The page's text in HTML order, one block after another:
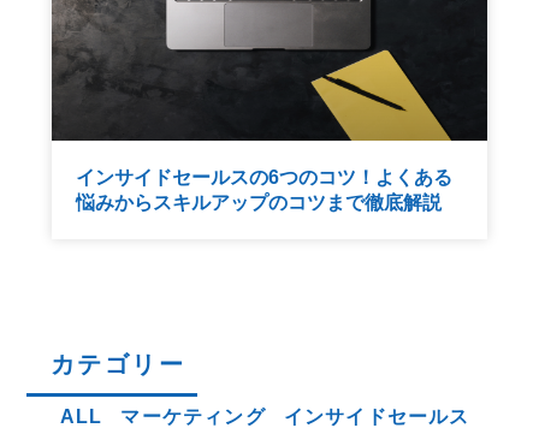
インサイドセールスの6つのコツ！よくある
悩みからスキルアップのコツまで徹底解説
カテゴリー
ALL マーケティング
インサイドセールス